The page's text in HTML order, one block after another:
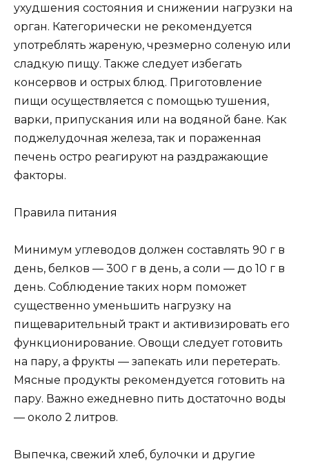
ухудшения состояния и снижении нагрузки на
орган. Категорически не рекомендуется
употреблять жареную, чрезмерно соленую или
сладкую пищу. Также следует избегать
консервов и острых блюд. Приготовление
пищи осуществляется с помощью тушения,
варки, припускания или на водяной бане. Как
поджелудочная железа, так и пораженная
печень остро реагируют на раздражающие
факторы.
Правила питания
Минимум углеводов должен составлять 90 г в
день, белков — 300 г в день, а соли — до 10 г в
день. Соблюдение таких норм поможет
существенно уменьшить нагрузку на
пищеварительный тракт и активизировать его
функционирование. Овощи следует готовить
на пару, а фрукты — запекать или перетерать.
Мясные продукты рекомендуется готовить на
пару. Важно ежедневно пить достаточно воды
— около 2 литров.
Выпечка, свежий хлеб, булочки и другие